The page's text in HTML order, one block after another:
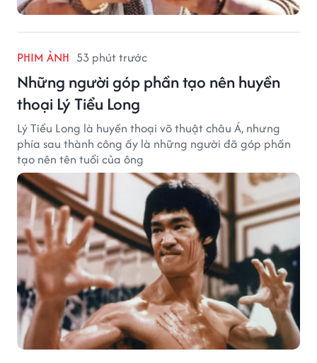
PHIM ẢNH 53 phút trước
Những người góp phần tạo nên huyền
thoại Lý Tiểu Long
Lý Tiểu Long là huyền thoại võ thuật châu Á, nhưng
phía sau thành công ấy là những người đã góp phần
tạo nên tên tuổi của ông